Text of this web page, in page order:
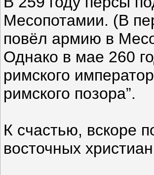
Месопотамии. (В
повёл армию в
Однако в мае 260
римского
римского позора”.
К счастью, вскоре
восточных